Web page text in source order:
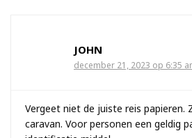
JOHN
december 21, 2023 op 6:35
Vergeet niet de juiste reis papieren.
caravan. Voor personen een geldig